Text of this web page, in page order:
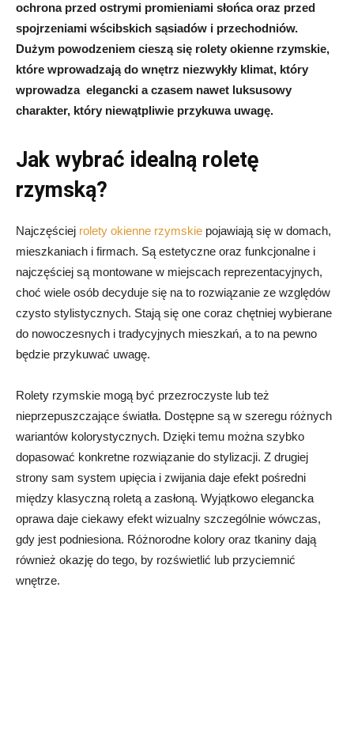
ochrona przed ostrymi promieniami słońca oraz przed
spojrzeniami wścibskich sąsiadów i przechodniów.
Dużym powodzeniem cieszą się rolety okienne rzymskie,
które wprowadzają do wnętrz niezwykły klimat, który
wprowadza elegancki a czasem nawet luksusowy
charakter, który niewątpliwie przykuwa uwagę.
Jak wybrać idealną roletę
rzymską?
Najczęściej rolety okienne rzymskie pojawiają się w domach,
mieszkaniach i firmach. Są estetyczne oraz funkcjonalne i
najczęściej są montowane w miejscach reprezentacyjnych,
choć wiele osób decyduje się na to rozwiązanie ze względów
czysto stylistycznych. Stają się one coraz chętniej wybierane
do nowoczesnych i tradycyjnych mieszkań, a to na pewno
będzie przykuwać uwagę.
Rolety rzymskie mogą być przezroczyste lub też
nieprzepuszczające światła. Dostępne są w szeregu różnych
wariantów kolorystycznych. Dzięki temu można szybko
dopasować konkretne rozwiązanie do stylizacji. Z drugiej
strony sam system upięcia i zwijania daje efekt pośredni
między klasyczną roletą a zasłoną. Wyjątkowo elegancka
oprawa daje ciekawy efekt wizualny szczególnie wówczas,
gdy jest podniesiona. Różnorodne kolory oraz tkaniny dają
również okazję do tego, by rozświetlić lub przyciemnić
wnętrze.